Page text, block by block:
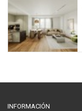
INFORMACIÓN